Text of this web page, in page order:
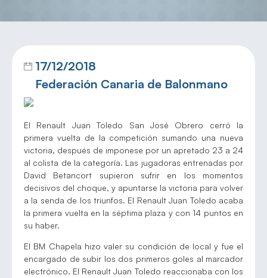
17/12/2018
Federación Canaria de Balonmano
El Renault Juan Toledo San José Obrero cerró la
primera vuelta de la competición sumando una nueva
victoria, después de imponese por un apretado 23 a 24
al colista de la categoría. Las jugadoras entrenadas por
David Betancort supieron sufrir en los momentos
decisivos del choque, y apuntarse la victoria para volver
a la senda de los triunfos. El Renault Juan Toledo acaba
la primera vuelta en la séptima plaza y con 14 puntos en
su haber.
El BM Chapela hizo valer su condición de local y fue el
encargado de subir los dos primeros goles al marcador
electrónico. El Renault Juan Toledo reaccionaba con los